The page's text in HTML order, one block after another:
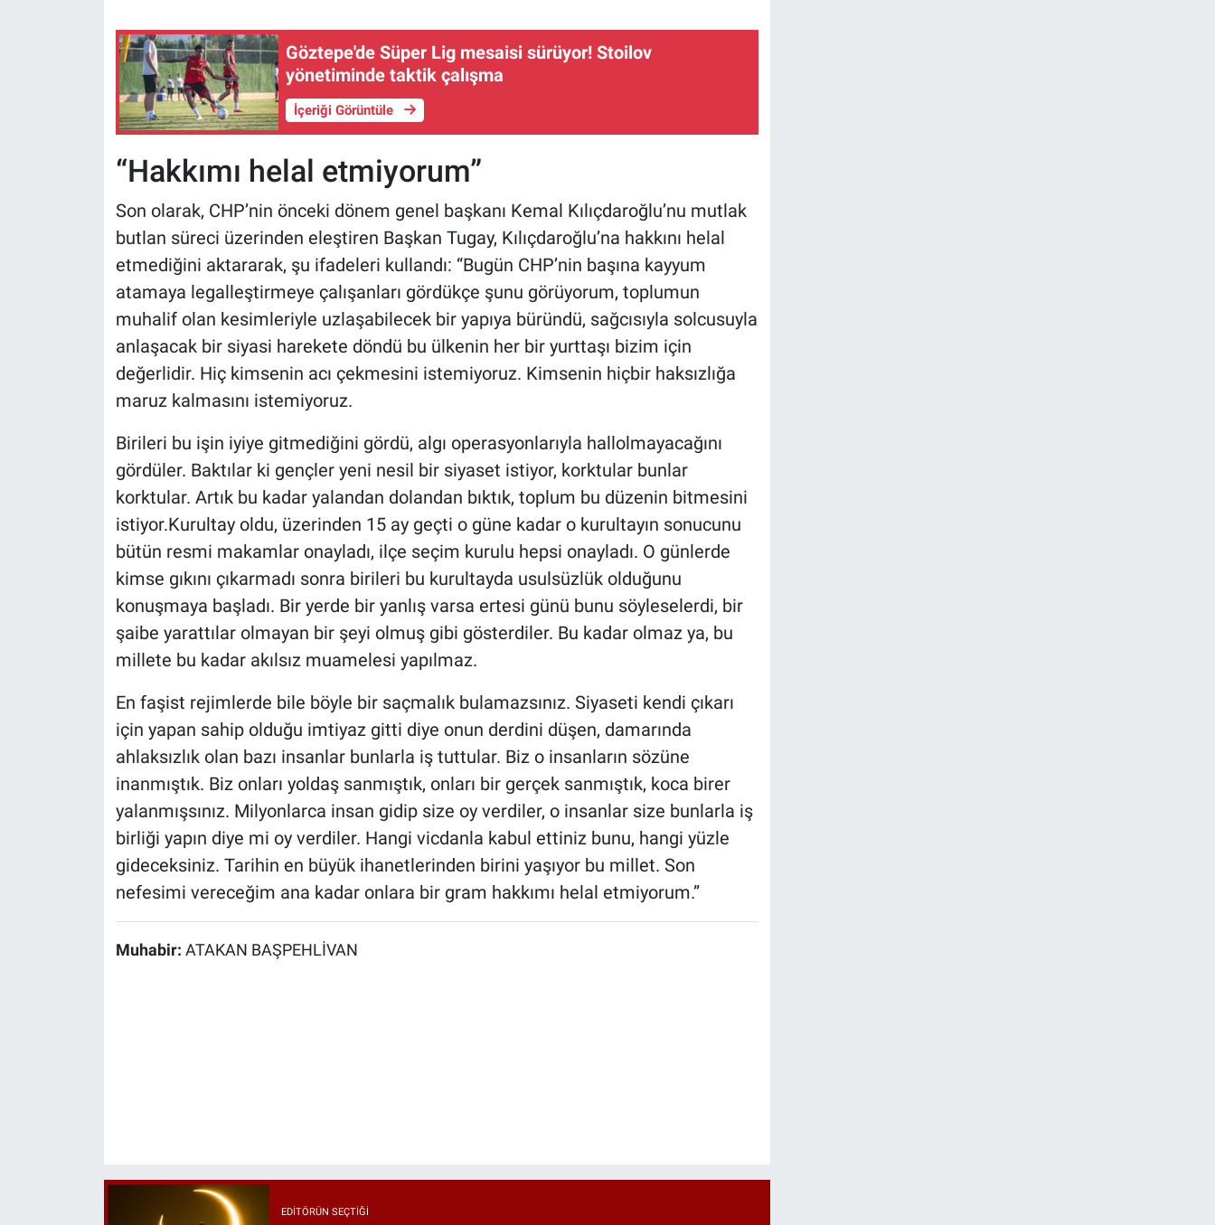
Göztepe'de Süper Lig mesaisi sürüyor! Stoilov
yönetiminde taktik çalışma
İçeriği Görüntüle
“Hakkımı helal etmiyorum”
Son olarak, CHP’nin önceki dönem genel başkanı Kemal Kılıçdaroğlu’nu mutlak
butlan süreci üzerinden eleştiren Başkan Tugay, Kılıçdaroğlu’na hakkını helal
etmediğini aktararak, şu ifadeleri kullandı: “Bugün CHP’nin başına kayyum
atamaya legalleştirmeye çalışanları gördükçe şunu görüyorum, toplumun
muhalif olan kesimleriyle uzlaşabilecek bir yapıya büründü, sağcısıyla solcusuyla
anlaşacak bir siyasi harekete döndü bu ülkenin her bir yurttaşı bizim için
değerlidir. Hiç kimsenin acı çekmesini istemiyoruz. Kimsenin hiçbir haksızlığa
maruz kalmasını istemiyoruz.
Birileri bu işin iyiye gitmediğini gördü, algı operasyonlarıyla hallolmayacağını
gördüler. Baktılar ki gençler yeni nesil bir siyaset istiyor, korktular bunlar
korktular. Artık bu kadar yalandan dolandan bıktık, toplum bu düzenin bitmesini
istiyor.Kurultay oldu, üzerinden 15 ay geçti o güne kadar o kurultayın sonucunu
bütün resmi makamlar onayladı, ilçe seçim kurulu hepsi onayladı. O günlerde
kimse gıkını çıkarmadı sonra birileri bu kurultayda usulsüzlük olduğunu
konuşmaya başladı. Bir yerde bir yanlış varsa ertesi günü bunu söyleselerdi, bir
şaibe yarattılar olmayan bir şeyi olmuş gibi gösterdiler. Bu kadar olmaz ya, bu
millete bu kadar akılsız muamelesi yapılmaz.
En faşist rejimlerde bile böyle bir saçmalık bulamazsınız. Siyaseti kendi çıkarı
için yapan sahip olduğu imtiyaz gitti diye onun derdini düşen, damarında
ahlaksızlık olan bazı insanlar bunlarla iş tuttular. Biz o insanların sözüne
inanmıştık. Biz onları yoldaş sanmıştık, onları bir gerçek sanmıştık, koca birer
yalanmışsınız. Milyonlarca insan gidip size oy verdiler, o insanlar size bunlarla iş
birliği yapın diye mi oy verdiler. Hangi vicdanla kabul ettiniz bunu, hangi yüzle
gideceksiniz. Tarihin en büyük ihanetlerinden birini yaşıyor bu millet. Son
nefesimi vereceğim ana kadar onlara bir gram hakkımı helal etmiyorum.”
Muhabir: ATAKAN BAŞPEHLİVAN
EDITÖRÜN SEÇTIĞI